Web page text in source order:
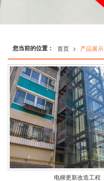
您当前的位置： 首页 > 产品展示
电梯更新改造工程